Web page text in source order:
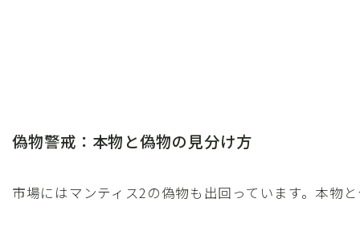
偽物警戒：本物と偽物の見分け方
市場にはマンティス2の偽物も出回っています。本物